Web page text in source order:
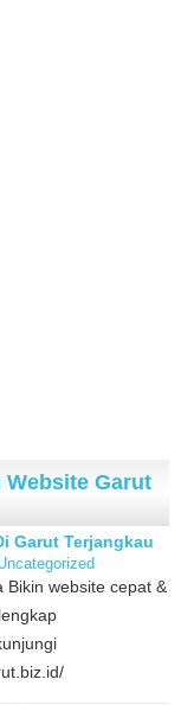
Garut
Garut Terjangkau
Bikin website cepat &